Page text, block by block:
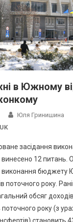
в Южному
Юля Гринишина
UK
засідання
12 питань.
виконання бюджету
поточного року.
обсяг
року (з
становить